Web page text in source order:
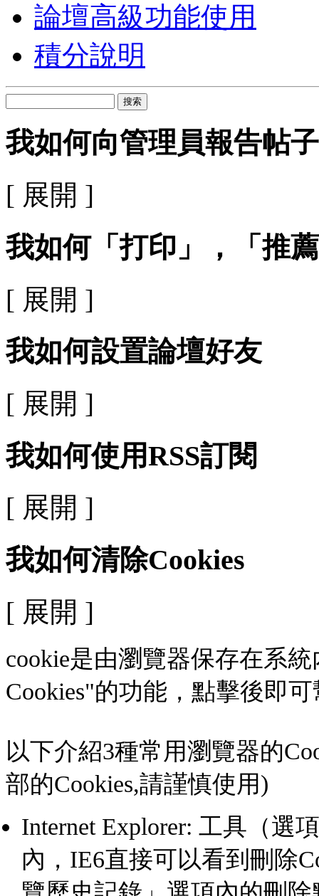
論壇高級功能使用
積分說明
搜索
我如何向管理員報告帖子
[ 展開 ]
我如何「打印」，「推
[ 展開 ]
我如何設置論壇好友
[ 展開 ]
我如何使用RSS訂閱
[ 展開 ]
我如何清除Cookies
[ 展開 ]
cookie是由瀏覽器保存在系
Cookies"的功能，點擊後即
以下介紹3種常用瀏覽器的
部的Cookies,請謹慎使用)
Internet Explorer: 工具（選
內，IE6直接可以看到刪除